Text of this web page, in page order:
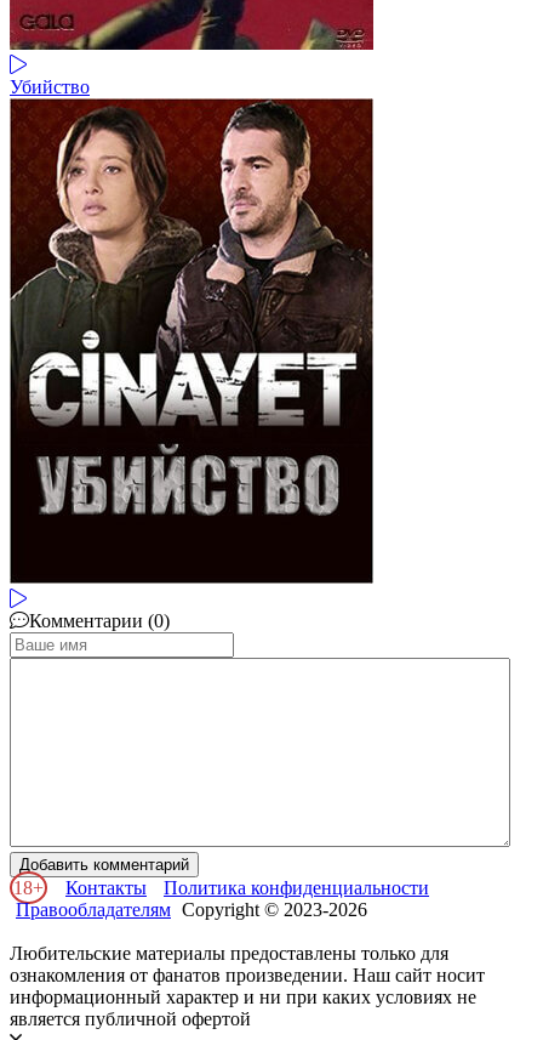
Убийство
Комментарии (0)
Добавить комментарий
18+ Контакты
Политика конфиденциальности
Правообладателям Copyright © 2023-2026
Любительские материалы предоставлены только для
ознакомления от фанатов произведении. Наш сайт носит
информационный характер и ни при каких условиях не
является публичной офертой